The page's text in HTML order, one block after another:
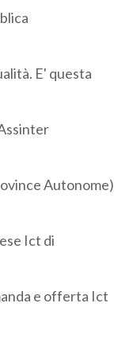
E' questa
Autonome)
Ict di
e offerta Ict